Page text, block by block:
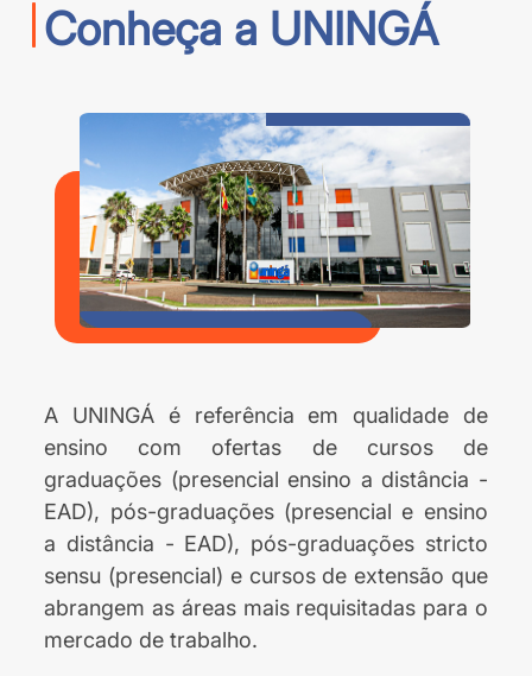
Conheça a UNINGÁ
A UNINGÁ é referência em qualidade de
ensino com ofertas de cursos de
graduações (presencial ensino a distância -
EAD), pós-graduações (presencial e ensino
a distância - EAD), pós-graduações stricto
sensu (presencial) e cursos de extensão que
abrangem as áreas mais requisitadas para o
mercado de trabalho.